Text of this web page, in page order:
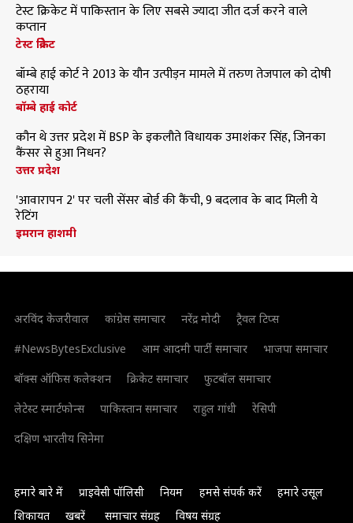
टेस्ट क्रिकेट में पाकिस्तान के लिए सबसे ज्यादा जीत दर्ज करने वाले
कप्तान
टेस्ट क्रिकेट
बॉम्बे हाई कोर्ट ने 2013 के यौन उत्पीड़न मामले में तरुण तेजपाल को दोषी
ठहराया
बॉम्बे हाई कोर्ट
कौन थे उत्तर प्रदेश में BSP के इकलौते विधायक उमाशंकर सिंह, जिनका
कैंसर से हुआ निधन?
उत्तर प्रदेश
'आवारापन 2' पर चली सेंसर बोर्ड की कैंची, 9 बदलाव के बाद मिली ये
रेटिंग
इमरान हाशमी
अरविंद केजरीवाल कांग्रेस समाचार नरेंद्र मोदी
ट्रैवल टिप्स
#NewsBytesExclusive
आम आदमी पार्टी समाचार
भाजपा समाचार
बॉक्स ऑफिस कलेक्शन
क्रिकेट समाचार
फुटबॉल समाचार
लेटेस्ट स्मार्टफोन्स
पाकिस्तान समाचार राहुल गांधी
रेसिपी
दक्षिण भारतीय सिनेमा
हमारे बारे में प्राइवेसी पॉलिसी नियम हमसे संपर्क करें
हमारे उसूल
शिकायत
खबरें समाचार संग्रह विषय संग्रह